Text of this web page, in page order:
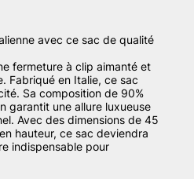
avec ce sac de qualité
fermeture à clip aimanté et
Fabriqué en Italie, ce sac
Sa composition de 90%
garantit une allure luxueuse
Avec des dimensions de 45
hauteur, ce sac deviendra
indispensable pour